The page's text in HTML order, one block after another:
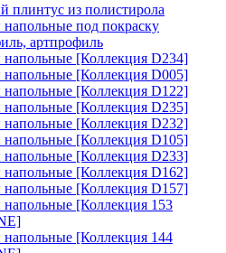
плинтус из полистирола
под покраску
артпрофиль
[Коллекция D234]
[Коллекция D005]
[Коллекция D122]
[Коллекция D235]
[Коллекция D232]
[Коллекция D105]
[Коллекция D233]
[Коллекция D162]
[Коллекция D157]
[Коллекция 153
[Коллекция 144